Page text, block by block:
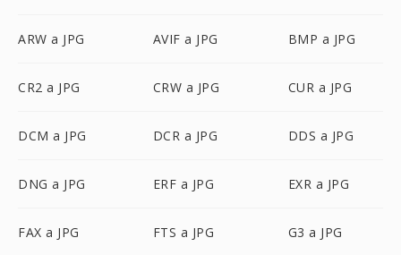
ARW a JPG AVIF a JPG BMP a JPG
CR2 a JPG CRW a JPG CUR a JPG
DCM a JPG DCR a JPG DDS a JPG
DNG a JPG ERF a JPG EXR a JPG
FAX a JPG FTS a JPG G3 a JPG